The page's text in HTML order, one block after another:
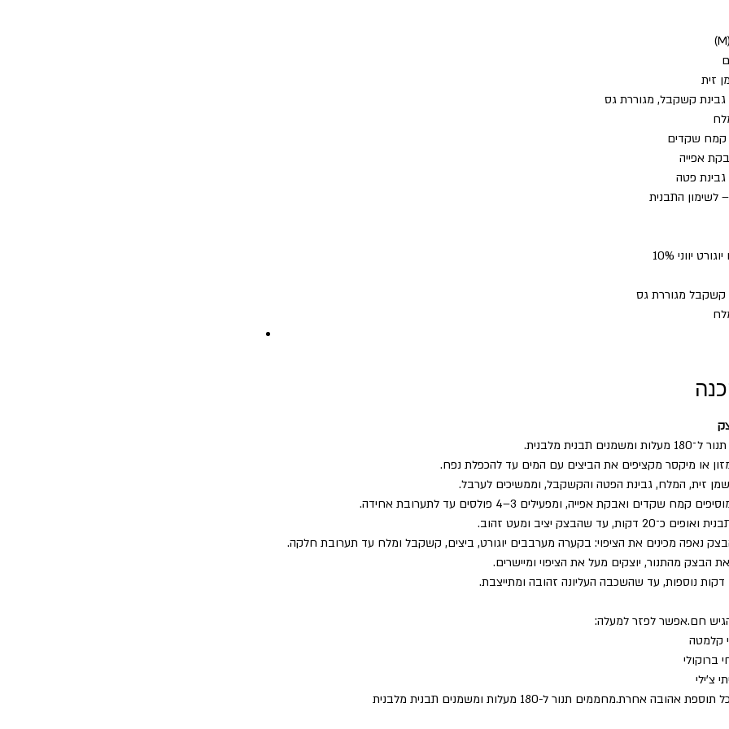
זית
לשימון התבנית
תבנית מלבנית.
או מיקסר מקציפים את הביצים עם המים עד להכפלת נפח.
שמן זית, המלח, גבינת הפטה והקשקבל, וממשיכים לערבל.
קמח שקדים ואבקת אפייה, ומפעילים 3–4 פולסים עד לתערובת אחידה.
דקות, עד שהבצק יציב ומעט זהוב.
נאפה מכינים את הציפוי: בקערה מערבבים יוגורט, ביצים, קשקבל ומלח עד תערובת חלקה.
הבצק מהתנור, יוצקים מעל את הציפוי ומיישרים.
חם.אפשר לפזר למעלה:
קלמטה
ברוקולי
צ’ילי
אהובה אחרת.מחממים תנור ל-180 מעלות ומשמנים תבנית מלבנית